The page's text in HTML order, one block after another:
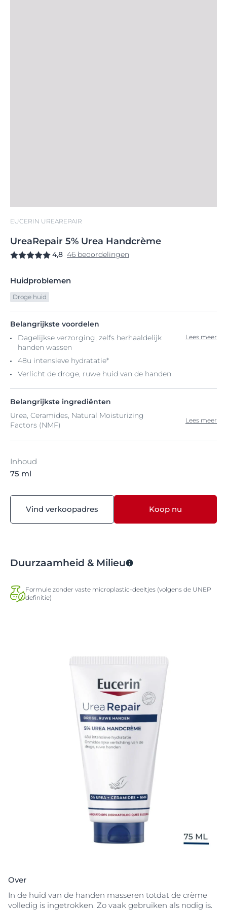
EUCERIN UREAREPAIR
UreaRepair 5% Urea Handcrème
4,8 46 beoordelingen
Huidproblemen
Droge huid
Belangrijkste voordelen
Dagelijkse verzorging, zelfs herhaaldelijk
handen wassen
48u intensieve hydratatie*
Verlicht de droge, ruwe huid van de handen
Lees meer
Belangrijkste ingrediënten
Urea, Ceramides, Natural Moisturizing
Factors (NMF)
Lees meer
Inhoud
75 ml
Vind verkoopadres Koop nu
Duurzaamheid & Milieu
Formule zonder vaste microplastic-deeltjes (volgens de UNEP
definitie)
Over
In de huid van de handen masseren totdat de crème
volledig is ingetrokken. Zo vaak gebruiken als nodig is.